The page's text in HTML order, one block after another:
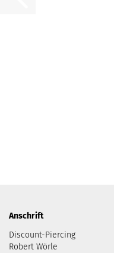
Anschrift
Discount-Piercing
Robert Wörle